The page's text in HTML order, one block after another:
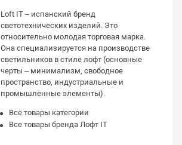
Loft IT – испанский бренд
светотехнических изделий. Это
относительно молодая торговая марка.
Она специализируется на производстве
светильников в стиле лофт (основные
черты – минимализм, свободное
пространство, индустриальные и
промышленные элементы).
Все товары категории
Все товары бренда Лофт IT